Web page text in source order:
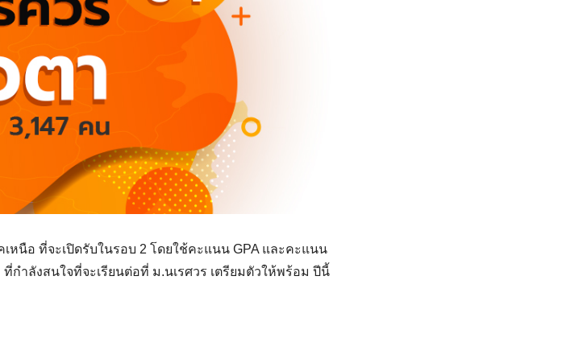
Search
หนือ ที่จะเปิดรับในรอบ 2 โดยใช้คะแนน GPA และคะแนน
กำลังสนใจที่จะเรียนต่อที่ ม.นเรศวร เตรียมตัวให้พร้อม ปีนี้